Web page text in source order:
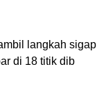
langkah sigap
di 18 titik dib